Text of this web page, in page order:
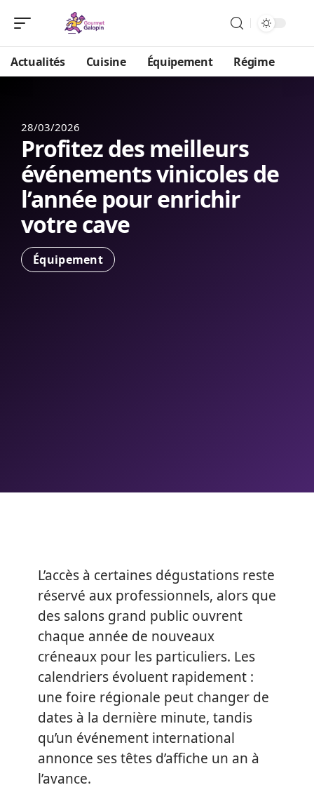
Actualités Cuisine Équipement Régime
28/03/2026
Profitez des meilleurs
événements vinicoles de
l’année pour enrichir
votre cave
Équipement
L’accès à certaines dégustations reste
réservé aux professionnels, alors que
des salons grand public ouvrent
chaque année de nouveaux
créneaux pour les particuliers. Les
calendriers évoluent rapidement :
une foire régionale peut changer de
dates à la dernière minute, tandis
qu’un événement international
annonce ses têtes d’affiche un an à
l’avance.